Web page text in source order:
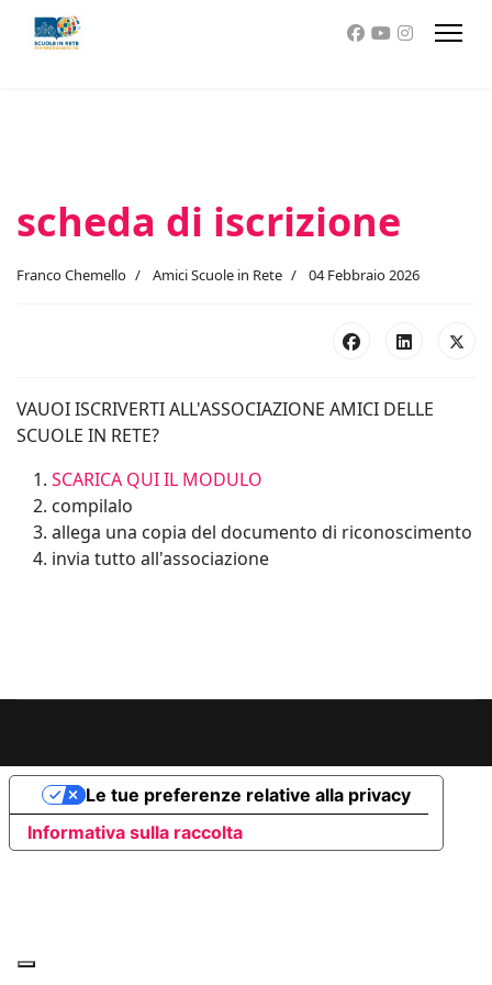
scheda di iscrizione
Franco Chemello Amici Scuole in Rete 04 Febbraio 2026
VAUOI ISCRIVERTI ALL'ASSOCIAZIONE AMICI DELLE
SCUOLE IN RETE?
SCARICA QUI IL MODULO
compilalo
allega una copia del documento di riconoscimento
invia tutto all'associazione
Informativa sulla raccolta
Le tue preferenze relative alla privacy